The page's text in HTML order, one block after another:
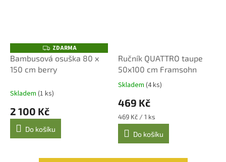
Z
D
A
R
M
ZDARMA
Bambusová osuška 80 x
150 cm berry
Skladem (1 ks)
2 100 Kč
Do košíku
Ručník QUATTRO taupe
50x100 cm Framsohn
Průměrné
produktu
je
5,0
5
Skladem (4 ks)
469 Kč
Měrná
cena:
469 Kč / 1 ks
Do košíku